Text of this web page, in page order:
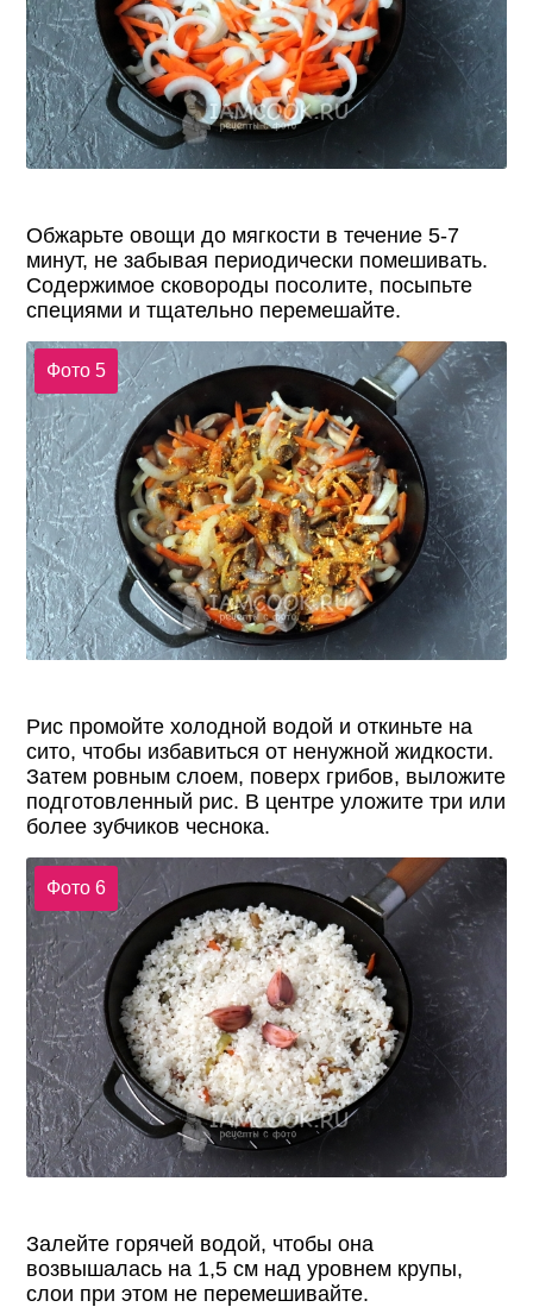
Обжарьте овощи до мягкости в течение 5-7
минут, не забывая периодически помешивать.
Содержимое сковороды посолите, посыпьте
специями и тщательно перемешайте.
Фото 5
Рис промойте холодной водой и откиньте на
сито, чтобы избавиться от ненужной жидкости.
Затем ровным слоем, поверх грибов, выложите
подготовленный рис. В центре уложите три или
более зубчиков чеснока.
Фото 6
Залейте горячей водой, чтобы она
возвышалась на 1,5 см над уровнем крупы,
слои при этом не перемешивайте.